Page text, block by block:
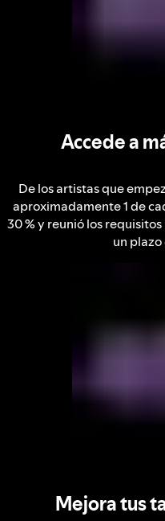
Accede a
De los artistas que
aproximadamente 1 de
30 % y reunió los
un plazo
Mejora tus